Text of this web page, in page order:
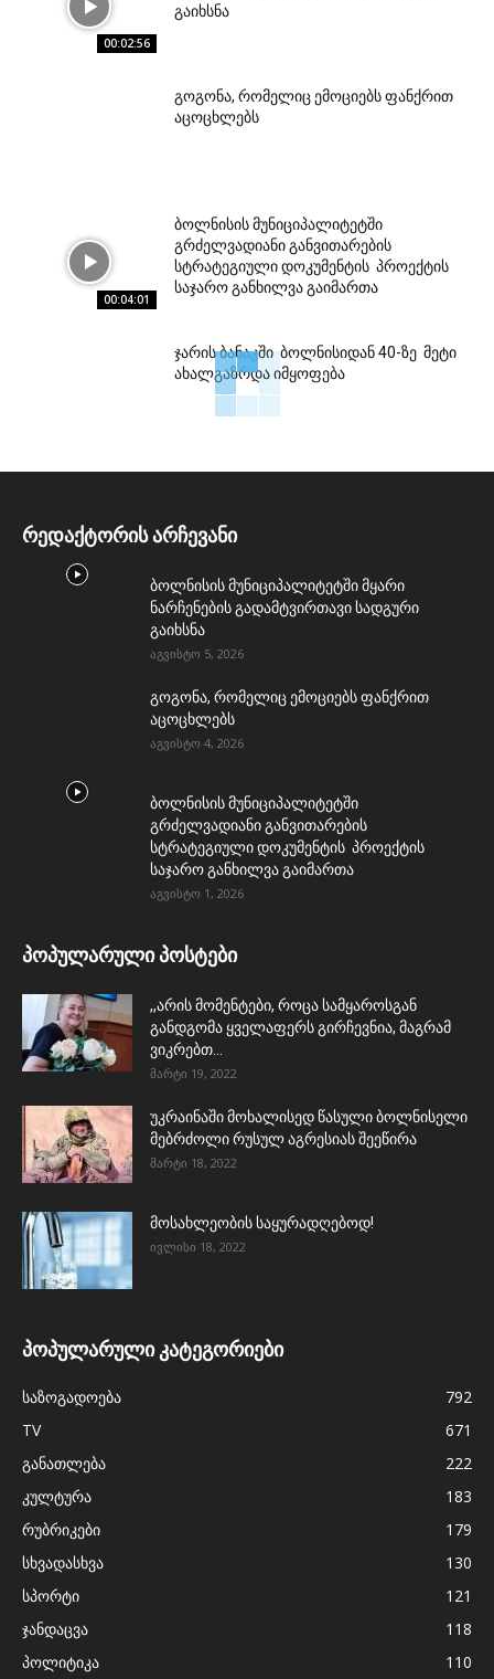
00:02:56
გაიხსნა
გოგონა, რომელიც ემოციებს ფანქრით
აცოცხლებს
00:04:01
ბოლნისის მუნიციპალიტეტში
გრძელვადიანი განვითარების
სტრატეგიული დოკუმენტის პროექტის
საჯარო განხილვა გაიმართა
ჯარის ბანაკში ბოლნისიდან 40-ზე მეტი
ახალგაზრდა იმყოფება
რედაქტორის არჩევანი
ბოლნისის მუნიციპალიტეტში მყარი
ნარჩენების გადამტვირთავი სადგური
გაიხსნა
აგვისტო 5, 2026
გოგონა, რომელიც ემოციებს ფანქრით
აცოცხლებს
აგვისტო 4, 2026
ბოლნისის მუნიციპალიტეტში
გრძელვადიანი განვითარების
სტრატეგიული დოკუმენტის პროექტის
საჯარო განხილვა გაიმართა
აგვისტო 1, 2026
პოპულარული პოსტები
,,არის მომენტები, როცა სამყაროსგან
განდგომა ყველაფერს გირჩევნია, მაგრამ
ვიკრებთ...
მარტი 19, 2022
უკრაინაში მოხალისედ წასული ბოლნისელი
მებრძოლი რუსულ აგრესიას შეეწირა
მარტი 18, 2022
მოსახლეობის საყურადღებოდ!
ივლისი 18, 2022
პოპულარული კატეგორიები
საზოგადოება
792
TV
671
განათლება
222
კულტურა
183
რუბრიკები
179
სხვადასხვა
130
სპორტი
121
ჯანდაცვა
118
პოლიტიკა
110